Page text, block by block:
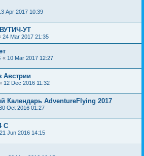
Apr 2017 10:39
УТ
24 Mar 2017 21:35
« 10 Mar 2017 12:27
Австрии
12 Dec 2016 11:32
Календарь AdventureFlying 2017
Oct 2016 01:27
C
21 Jun 2016 14:15